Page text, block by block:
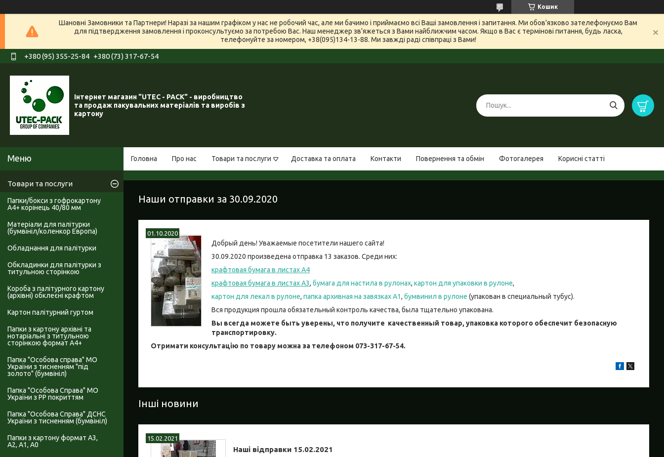
Кошик
Шановні Замовники та Партнери! Наразі за нашим графіком у нас не робочий час, але ми бачимо і приймаємо всі Ваші замовлення і запитання. Ми обов'язково зателефонуємо Вам
для підтвердження замовлення і проконсультуємо за потребою Вас. Наш менеджер зв'яжеться з Вами найближчим часом. Якщо в Вас є термінові питання, будь ласка,
телефонуйте за номером, +38(095)134-13-88. Ми завжді раді співпраці з Вами!
+380 (95) 355-25-84 +380 (73) 317-67-54
Інтернет магазин "UTEC - PACK" - виробництво
та продаж пакувальних матеріалів та виробів з
картону
Головна Про нас Товари та послуги Доставка та оплата Контакти Повернення та обмін Фотогалерея Корисні статті
Наши отправки за 30.09.2020
01.10.2020
Добрый день! Уважаемые посетители нашего сайта!
30.09.2020 произведена отправка 13 заказов. Среди них:
крафтовая бумага в листах А4
крафтовая бумага в листах А3, бумага для настила в рулонах, картон для упаковки в рулоне,
картон для лекал в рулоне, папка архивная на завязках А1, бумвинил в рулоне (упакован в специальный тубус).
Вся продукция прошла обязательный контроль качества, была тщательно упакована.
Вы всегда можете быть уверены, что получите качественный товар, упаковка которого обеспечит безопасную
транспортировку.
Отримати консультацію по товару можна за телефоном 073-317-67-54.
Інші новини
15.02.2021
Наші відправки 15.02.2021
Товари та послуги
Папки/бокси з гофрокартону
А4+ корінець 40/80 мм
Матеріали для палітурки
(бумвініл/коленкор Европа)
Обладнання для палітурки
Обкладинки для палітурки з
титульною сторінкою
Короба з палітурного картону
(архівні) обклеєні крафтом
Картон палітурний гуртом
Папки з картону архівні та
нотаріальні з титульною
сторінкою формат А4+
Папка "Особова справа" МО
України з тисненням "під
золото" (бумвініл)
Папка "Особова Справа" МО
України з PP покриттям
Папка "Особова Справа" ДСНС
України з тисненням (бумвініл)
Папки з картону формат А3,
А2, А1, А0